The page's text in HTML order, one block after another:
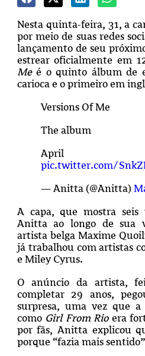
Nesta quinta-feira, 31, a
por meio de suas redes
lançamento de seu
estrear oficialmente em
Meé o quinto álbum de
carioca e o primeiro em
Versions Of Me
The album
April
pic.twitter.com/
— Anitta (@Anitta)
A capa, que mostra seis
Anitta ao longo de sua
artista belga Maxime
já trabalhou com artistas
e Miley Cyrus.
O anúncio da artista,
completar 29 anos,
surpresa, uma vez que
como Girl From Rioera
por fãs, Anitta explicou
porque “fazia mais